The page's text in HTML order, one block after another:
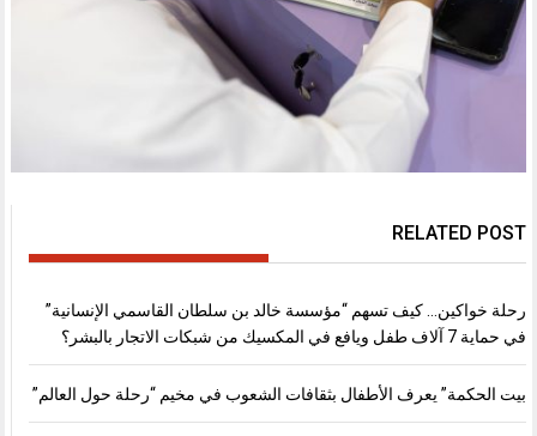
RELATED POST
رحلة خواكين… كيف تسهم “مؤسسة خالد بن سلطان القاسمي الإنسانية”
في حماية 7 آلاف طفل ويافع في المكسيك من شبكات الاتجار بالبشر؟
بيت الحكمة” يعرف الأطفال بثقافات الشعوب في مخيم “رحلة حول العالم”